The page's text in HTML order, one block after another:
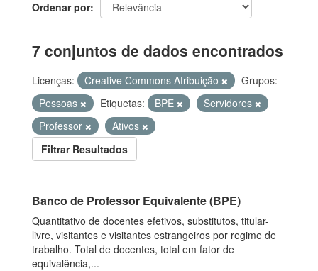
Ordenar por
7 conjuntos de dados encontrados
Licenças: Creative Commons Atribuição
Grupos:
Pessoas
Etiquetas: BPE
Servidores
Professor
Ativos
Filtrar Resultados
Banco de Professor Equivalente (BPE)
Quantitativo de docentes efetivos, substitutos, titular-
livre, visitantes e visitantes estrangeiros por regime de
trabalho. Total de docentes, total em fator de
equivalência,...